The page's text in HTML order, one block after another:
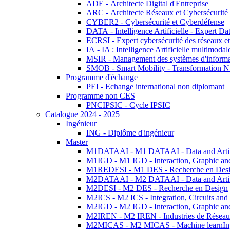
ADE - Architecte Digital d'Entreprise
ARC - Architecte Réseaux et Cybersécurité
CYBER2 - Cybersécurité et Cyberdéfense
DATA - Intelligence Artificielle - Expert
ECRSI - Expert cybersécurité des réseaux
IA - IA : Intelligence Artificielle
MSIR - Management des systèmes
SMOB - Smart Mobility - Transformation
Programme d'échange
PEI - Echange international non diplomant
Programme non CES
PNCIPSIC - Cycle IPSIC
Catalogue 2024 - 2025
Ingénieur
ING - Diplôme d'ingénieur
Master
M1DATAAI - M1 DATAAI - Data and
M1IGD - M1 IGD - Interaction, Graphic
M1REDESI - M1 DES - Recherche en
M2DATAAI - M2 DATAAI - Data and
M2DESI - M2 DES - Recherche en Design
M2ICS - M2 ICS - Integration, Circuits and
M2IGD - M2 IGD - Interaction, Graphic
M2IREN - M2 IREN - Industries de
M2MICAS - M2 MICAS - Machine